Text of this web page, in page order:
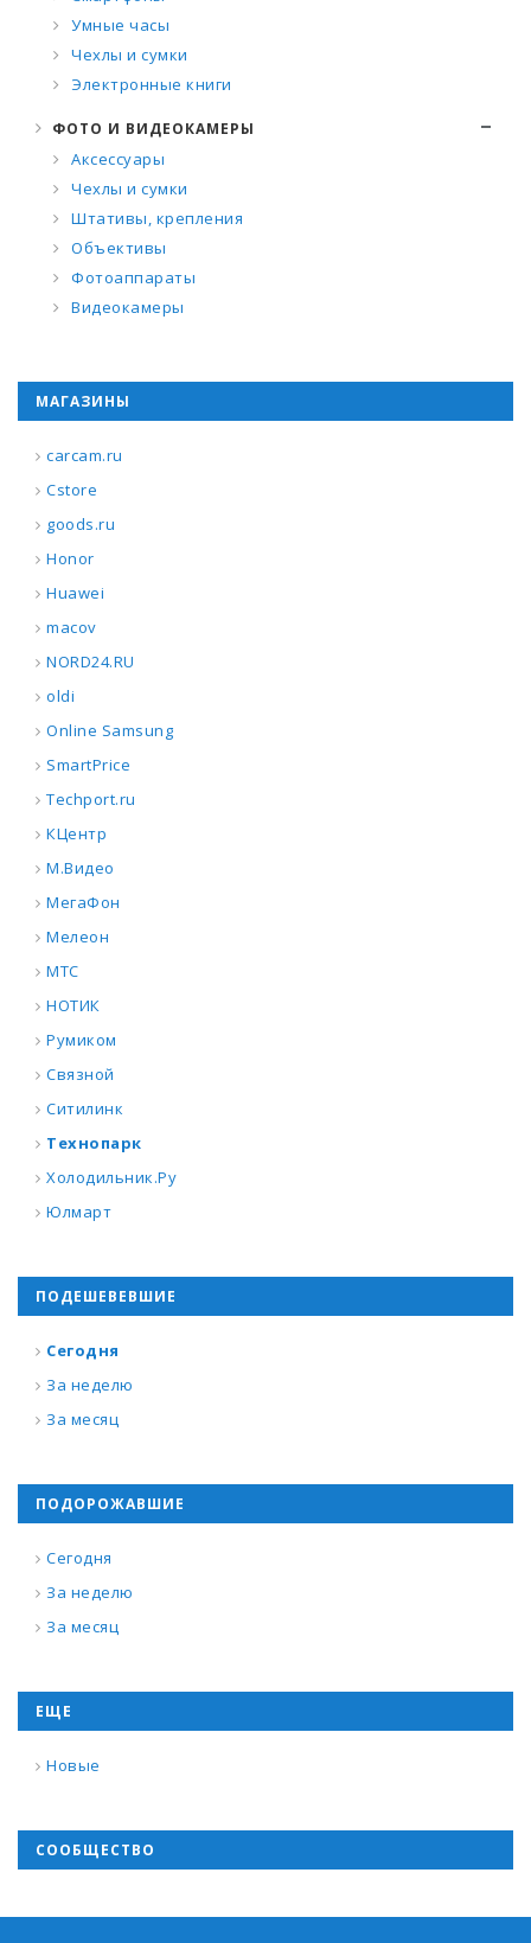
Умные часы
Чехлы и сумки
Электронные книги
ФОТО И ВИДЕОКАМЕРЫ
Аксессуары
Чехлы и сумки
Штативы, крепления
Объективы
Фотоаппараты
Видеокамеры
МАГАЗИНЫ
carcam.ru
Cstore
goods.ru
Honor
Huawei
macov
NORD24.RU
oldi
Online Samsung
SmartPrice
Techport.ru
КЦентр
М.Видео
МегаФон
Мелеон
МТС
НОТИК
Румиком
Связной
Ситилинк
Технопарк
Холодильник.Ру
Юлмарт
ПОДЕШЕВЕВШИЕ
Сегодня
За неделю
За месяц
ПОДОРОЖАВШИЕ
Сегодня
За неделю
За месяц
ЕЩЕ
Новые
СООБЩЕСТВО